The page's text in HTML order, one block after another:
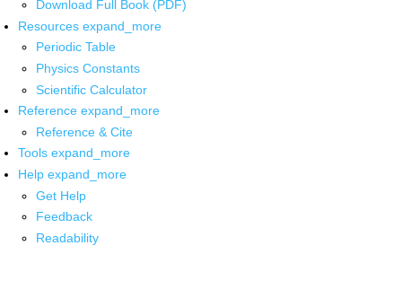
Download Full Book (PDF)
Resources expand_more
Periodic Table
Physics Constants
Scientific Calculator
Reference expand_more
Reference & Cite
Tools expand_more
Help expand_more
Get Help
Feedback
Readability